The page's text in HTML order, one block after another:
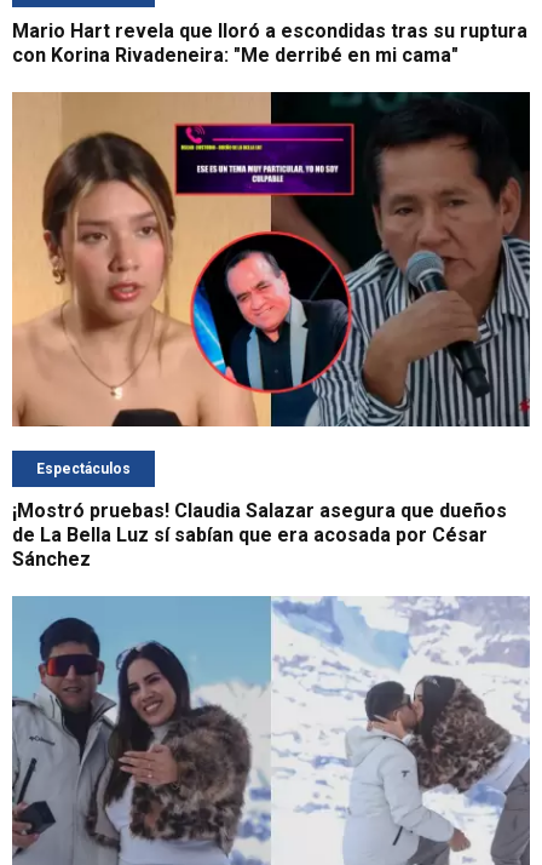
Mario Hart revela que lloró a escondidas tras su ruptura
con Korina Rivadeneira: "Me derribé en mi cama"
Espectáculos
¡Mostró pruebas! Claudia Salazar asegura que dueños
de La Bella Luz sí sabían que era acosada por César
Sánchez